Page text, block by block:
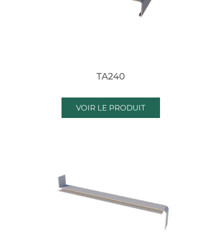
TA240
VOIR LE PRODUIT